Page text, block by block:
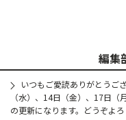
編集
いつもご愛読ありがとうご
（水）、14日（金）、17日
の更新になります。どうぞよろ